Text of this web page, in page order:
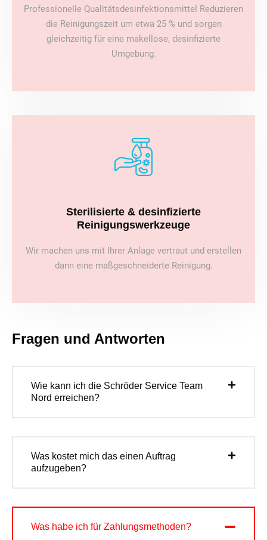
Professionelle Qualitätsdesinfektionsmittel Reduzieren
die Reinigungszeit um etwa 25 % und sorgen
gleichzeitig für eine makellose, desinfizierte
Umgebung.
Sterilisierte & desinfizierte
Reinigungswerkzeuge
Wir machen uns mit Ihrer Anlage vertraut und erstellen
dann eine maßgeschneiderte Reinigung.
Fragen und Antworten
Wie kann ich die Schröder Service Team
Nord erreichen?
Was kostet mich das einen Auftrag
aufzugeben?
Was habe ich für Zahlungsmethoden?